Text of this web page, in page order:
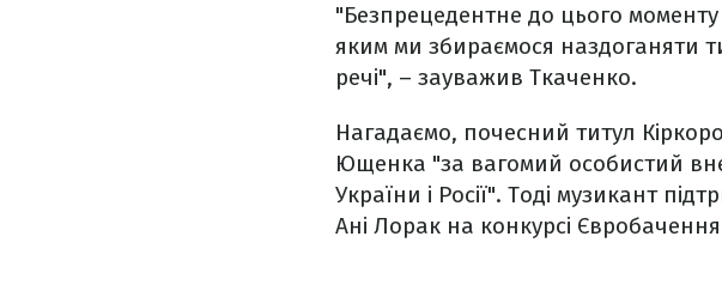
"Безпрецедентне до цього
яким ми збираємося наздоганяти
речі", – зауважив Ткаченко.
Нагадаємо, почесний титул
Ющенка "за вагомий особистий
України і Росії". Тоді музикант
Ані Лорак на конкурсі